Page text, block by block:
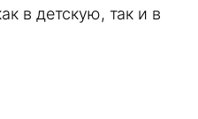
в детскую, так и в